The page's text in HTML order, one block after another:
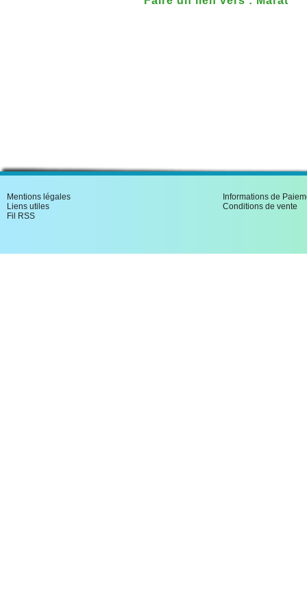
Mentions légales
Liens utiles
Fil RSS
Informations de
Conditions de vente